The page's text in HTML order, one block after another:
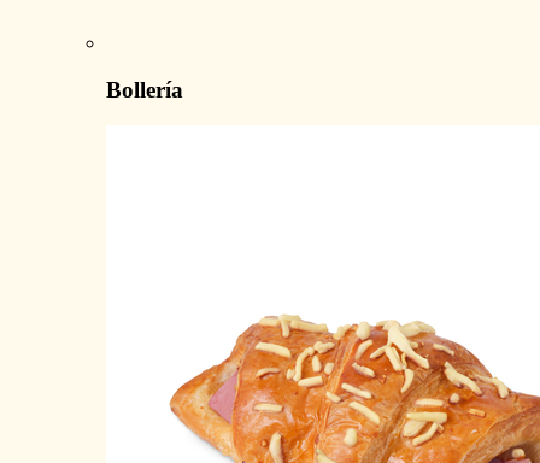
Bollería